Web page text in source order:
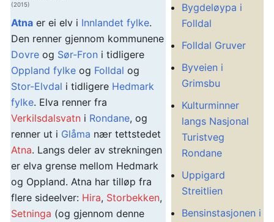
(2015)
Atna er ei elv i Innlandet fylke.
Den renner gjennom kommunene
Dovre og Sør-Fron i tidligere
Oppland fylke og Folldal og
Stor-Elvdal i tidligere Hedmark
fylke. Elva renner fra
Verkilsdalsvatn i Rondane, og
renner ut i Glåma nær tettstedet
Atna. Langs deler av strekningen
er elva grense mellom Hedmark
og Oppland. Atna har tilløp fra
flere sideelver: Hira, Storbekken,
Setninga (og gjennom denne
Bygdeløypa i
Folldal
Folldal Gruver
Byveien i
Grimsbu
Kulturminner
langs Nasjonal
Turistveg
Rondane
Uppigard
Streitlien
Bensinstasjonen i